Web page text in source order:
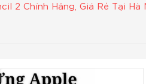
2 Chính Hãng, Giá Rẻ Tại